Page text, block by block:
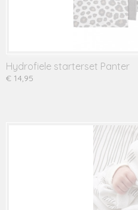
Hydrofiele starterset Panter
€ 14,95